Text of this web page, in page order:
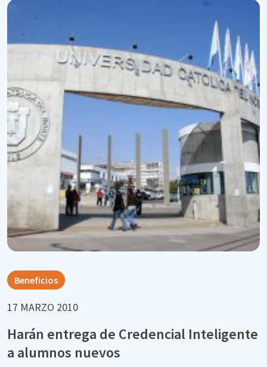
Beneficios
17 MARZO 2010
Harán entrega de Credencial Inteligente
a alumnos nuevos